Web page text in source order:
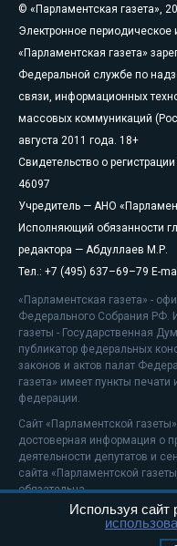
© «Парламентская газета»,
Электронное периодическое
«Парламентская газета»
Федеральной службе по
связи, информационных
массовых коммуникаций
августа 2011 года. 18+
Свидетельство о
46097
Учредитель — АНО
Исполняющий обязанности
редактора — Абдуллаев М.Р.
Тел.: +7 (495) 637–69–79 E-
«Парламентская газета» -
Федерального Собрания РФ.
газеты - Государственная
публикатор федеральных
законов и актов палат
газета» имеет пункты печати
федерации.
Сайт «Парламентской
достоверная информация о
деятельности депутатов и
сайта «Парламентской
обязательна.
На информационном
Используя сайт